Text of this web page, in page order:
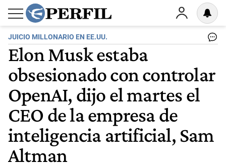
JUICIO MILLONARIO EN EE.UU.
Elon Musk estaba
obsesionado con controlar
OpenAI, dijo el martes el
CEO de la empresa de
inteligencia artificial, Sam
Altman